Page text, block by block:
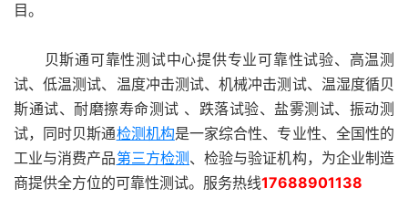
目。
贝斯通可靠性测试中心提供专业可靠性试验、高温测
试、低温测试、温度冲击测试、机械冲击测试、温湿度循贝
斯通试、耐磨擦寿命测试 、跌落试验、盐雾测试、振动测
试，同时贝斯通检测机构是一家综合性、专业性、全国性的
工业与消费产品第三方检测 、检验与验证机构，为企业制造
商提供全方位的可靠性测试。服务热线17688901138